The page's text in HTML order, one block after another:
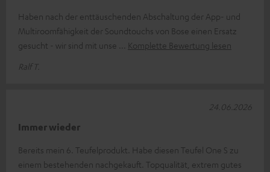
Haben nach der enttäuschenden Abschaltung der App- und
Multiroomfähigkeit der Soundtouchs von Bose einen Ersatz
gesucht - wir sind mit unse
Komplette Bewertung lesen
Ralf T.
Immer wieder
Bereits mein 6. Teufelprodukt. Habe diesen Teufel One S zu
einem bestehenden nachgekauft. Topqualität, extrem gutes
24.06.2026